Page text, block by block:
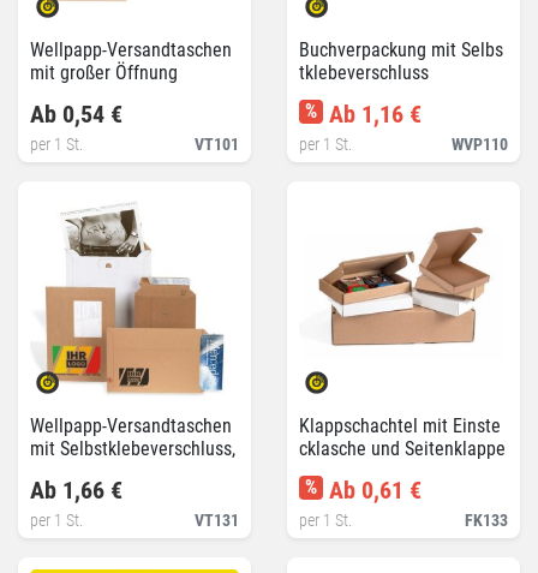
Wellpapp-Versandtaschen
mit großer Öffnung
VT101
Ab 0,54 €
per 1 St.
Buchverpackung mit Selbs
tklebeverschluss
WVP110
% Ab 1,16 €
per 1 St.
Wellpapp-Versandtaschen
mit Selbstklebeverschluss,
VT131
Ab 1,66 €
per 1 St.
Klappschachtel mit Einste
cklasche und Seitenklappe
n
FK133
% Ab 0,61 €
per 1 St.